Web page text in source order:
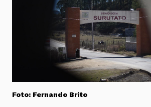
Foto: Fernando Brito